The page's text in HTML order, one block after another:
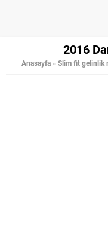
2016
Anasayfa » Slim fit gelinlik